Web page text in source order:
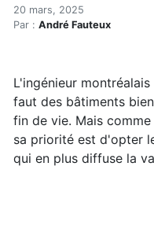
Accueil
Articles
Le
20 mars, 2025
Par : André Fauteux
L'ingénieur
faut des bâtiments
fin de vie. Mais
sa priorité est d'opter
qui en plus diffuse la